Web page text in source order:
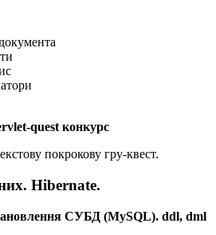
quest конкурс
покрокову гру-квест.
Hibernate.
СУБД (MySQL). ddl, dml